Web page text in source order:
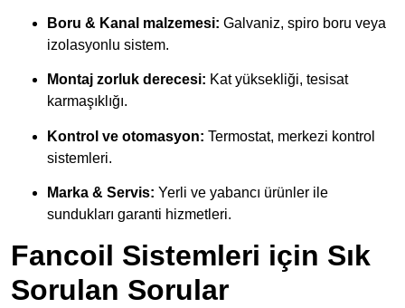
Boru & Kanal malzemesi: Galvaniz, spiro boru veya
izolasyonlu sistem.
Montaj zorluk derecesi: Kat yüksekliği, tesisat
karmaşıklığı.
Kontrol ve otomasyon: Termostat, merkezi kontrol
sistemleri.
Marka & Servis: Yerli ve yabancı ürünler ile
sundukları garanti hizmetleri.
Fancoil Sistemleri için Sık
Sorulan Sorular